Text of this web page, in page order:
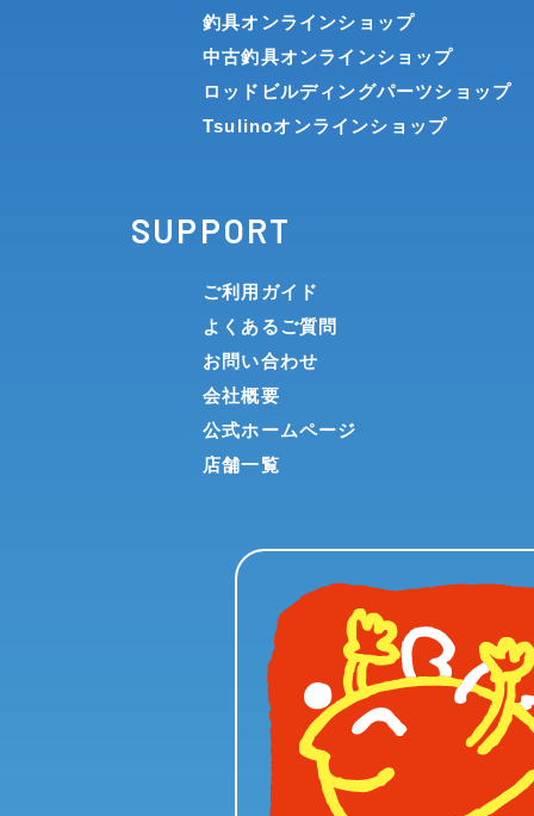
釣具オンラインショップ
中古釣具オンラインショップ
ロッドビルディングパーツショップ
Tsulinoオンラインショップ
SUPPORT
ご利用ガイド
よくあるご質問
お問い合わせ
会社概要
公式ホームページ
店舗一覧